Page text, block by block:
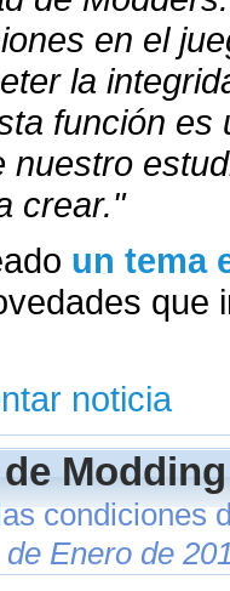
en el
la
función es
nuestro
crear."
un tema
que
noticia
condiciones
de Enero de